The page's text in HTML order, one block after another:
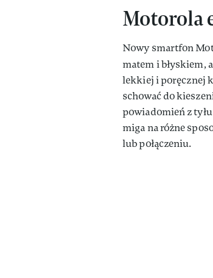
Motorola
Nowy smartfon
matem i błyskiem,
lekkiej i poręcznej
schować do
powiadomień z
miga na różne
lub połączeniu.